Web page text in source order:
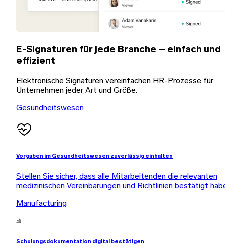
E-Signaturen für jede Branche – einfach und
effizient
Elektronische Signaturen vereinfachen HR-Prozesse für
Unternehmen jeder Art und Größe.
Gesundheitswesen
Vorgaben im Gesundheitswesen zuverlässig einhalten
Stellen Sie sicher, dass alle Mitarbeitenden die relevanten
medizinischen Vereinbarungen und Richtlinien bestätigt
Manufacturing
Schulungsdokumentation digital bestätigen